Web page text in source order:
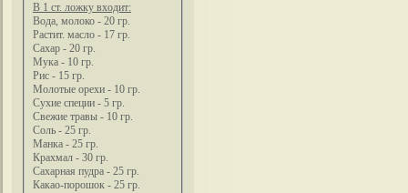
В 1 ст. ложку входит:
Вода, молоко - 20 гр.
Растит. масло - 17 гр.
Сахар - 20 гр.
Мука - 10 гр.
Рис - 15 гр.
Молотые орехи - 10 гр.
Сухие специи - 5 гр.
Свежие травы - 10 гр.
Соль - 25 гр.
Манка - 25 гр.
Крахмал - 30 гр.
Сахарная пудра - 25 гр.
Какао-порошок - 25 гр.